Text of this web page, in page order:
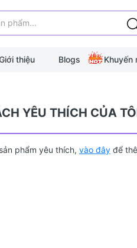
thiệu Blogs Khuyến
YÊU THÍCH CỦA
phẩm yêu thích, vào đây để